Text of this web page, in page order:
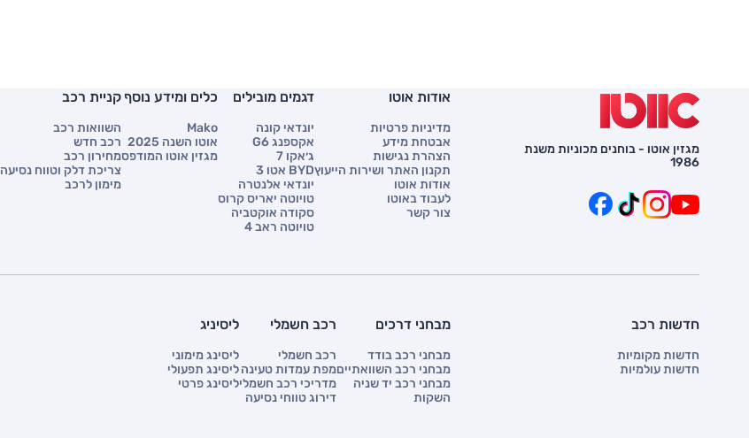
מגזין אוטו - בוחנים מכוניות משנת
1986
אודות אוטו
מדיניות פרטיות
אבטחת מידע
הצהרת נגישות
תקנון האתר ושירות הייעוץ
אודות אוטו
לעבוד באוטו
צור קשר
דגמים מובילים
יונדאי קונה
אקספנג G6
ג׳אקו 7
BYD אטו 3
יונדאי אלנטרה
טויוטה יאריס קרוס
סקודה אוקטביה
טויוטה ראב 4
כלים ומידע נוסף
Mako
אוטו השנה 2025
מגזין אוטו המודפס
קניית רכב
השוואות רכב
רכב חדש
מחירון רכב
צריכת דלק וטווח נסיעה
מימון לרכב
חדשות רכב
חדשות מקומיות
חדשות עולמיות
מבחני דרכים
מבחני רכב בודד
מבחני רכב השוואתיים
מבחני רכב יד שניה
השקות
רכב חשמלי
רכב חשמלי
מפת עמדות טעינה
מדריכי רכב חשמלי
דירוג טווחי נסיעה
ליסיניג
ליסינג מימוני
ליסינג תפעולי
ליסינג פרטי